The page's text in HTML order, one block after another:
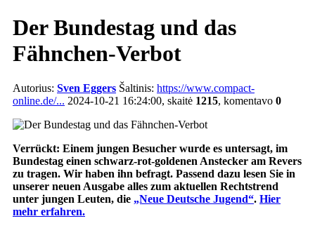
Der Bundestag und das
Fähnchen-Verbot
Autorius: Sven Eggers Šaltinis: https://www.compact-
online.de/... 2024-10-21 16:24:00, skaitė 1215, komentavo 0
Verrückt: Einem jungen Besucher wurde es untersagt, im
Bundestag einen schwarz-rot-goldenen Anstecker am Revers
zu tragen. Wir haben ihn befragt. Passend dazu lesen Sie in
unserer neuen Ausgabe alles zum aktuellen Rechtstrend
unter jungen Leuten, die „Neue Deutsche Jugend“. Hier
mehr erfahren.